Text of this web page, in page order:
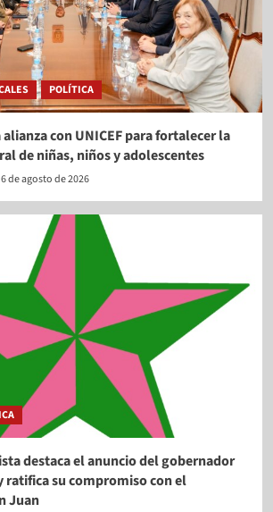
POLÍTICA
con UNICEF para fortalecer la
de niñas, niños y adolescentes
6 de agosto de 2026
destaca el anuncio del gobernador
ratifica su compromiso con el
Juan